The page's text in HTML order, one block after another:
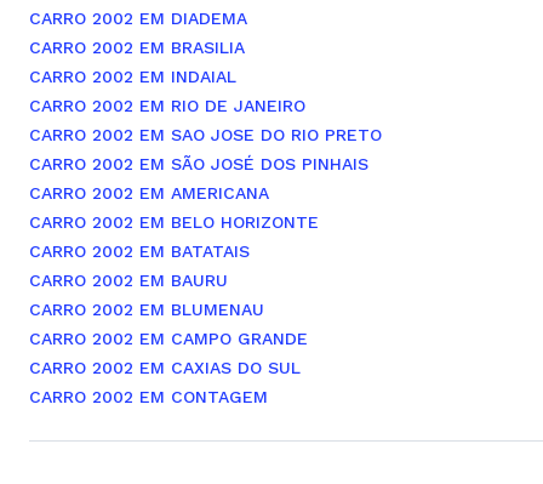
CARRO 2002 EM DIADEMA
CARRO 2002 EM BRASILIA
CARRO 2002 EM INDAIAL
CARRO 2002 EM RIO DE JANEIRO
CARRO 2002 EM SAO JOSE DO RIO PRETO
CARRO 2002 EM SÃO JOSÉ DOS PINHAIS
CARRO 2002 EM AMERICANA
CARRO 2002 EM BELO HORIZONTE
CARRO 2002 EM BATATAIS
CARRO 2002 EM BAURU
CARRO 2002 EM BLUMENAU
CARRO 2002 EM CAMPO GRANDE
CARRO 2002 EM CAXIAS DO SUL
CARRO 2002 EM CONTAGEM